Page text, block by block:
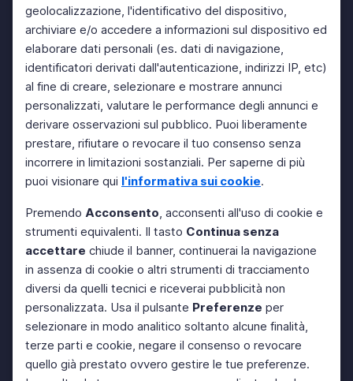
geolocalizzazione, l'identificativo del dispositivo,
archiviare e/o accedere a informazioni sul dispositivo ed
elaborare dati personali (es. dati di navigazione,
identificatori derivati dall'autenticazione, indirizzi IP, etc)
al fine di creare, selezionare e mostrare annunci
personalizzati, valutare le performance degli annunci e
derivare osservazioni sul pubblico. Puoi liberamente
prestare, rifiutare o revocare il tuo consenso senza
incorrere in limitazioni sostanziali. Per saperne di più
puoi visionare qui l'informativa sui cookie.
Premendo Acconsento, acconsenti all'uso di cookie e
strumenti equivalenti. Il tasto Continua senza
accettare chiude il banner, continuerai la navigazione
in assenza di cookie o altri strumenti di tracciamento
diversi da quelli tecnici e riceverai pubblicità non
personalizzata. Usa il pulsante Preferenze per
selezionare in modo analitico soltanto alcune finalità,
terze parti e cookie, negare il consenso o revocare
quello già prestato ovvero gestire le tue preferenze.